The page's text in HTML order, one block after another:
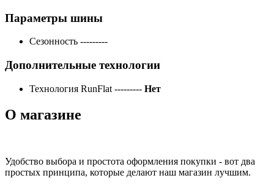
Параметры шины
Сезонность ---------
Дополнительные технологии
Технология RunFlat --------- Нет
О магазине
Удобство выбора и простота оформления покупки - вот два
простых принципа, которые делают наш магазин лучшим.